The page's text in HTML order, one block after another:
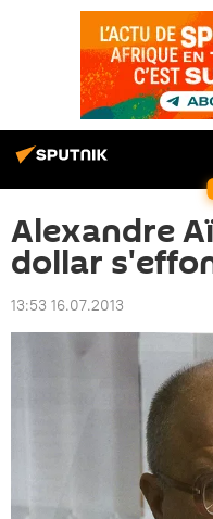
Alexandre
dollar
13:53 16.07.2013